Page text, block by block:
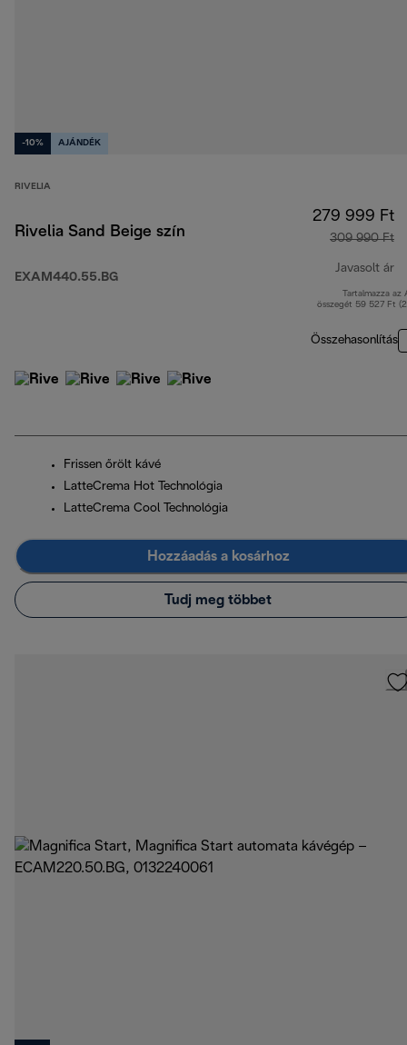
-10% AJÁNDÉK
RIVELIA
Rivelia Sand Beige szín
EXAM440.55.BG
279 999 Ft
309 990 Ft
Javasolt ár
Tartalmazza az
összegét 59 527 Ft
Összehasonlítás
Frissen őrölt kávé
LatteCrema Hot Technológia
LatteCrema Cool Technológia
Hozzáadás a kosárhoz
Tudj meg többet